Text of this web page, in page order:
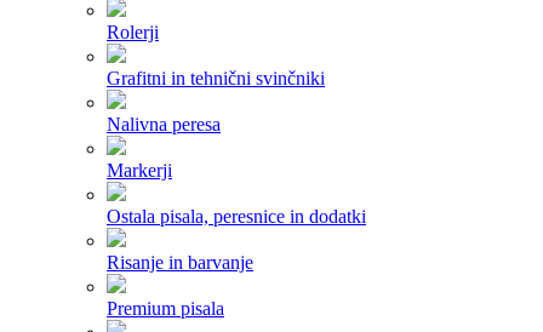
Rolerji
Grafitni in tehnični svinčniki
Nalivna peresa
Markerji
Ostala pisala, peresnice in dodatki
Risanje in barvanje
Premium pisala